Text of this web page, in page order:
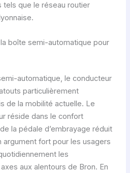
tels que le réseau routier
boîte semi-automatique pour
automatique, le conducteur
particulièrement
de la mobilité actuelle. Le
réside dans le confort
la pédale d’embrayage réduit
argument fort pour les usagers
les
aux alentours de Bron. En